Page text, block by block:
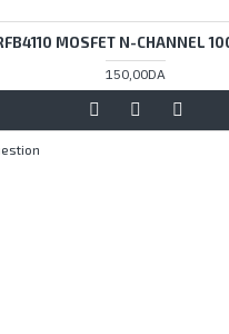
MOSFET N-CHANNEL
150,00DA